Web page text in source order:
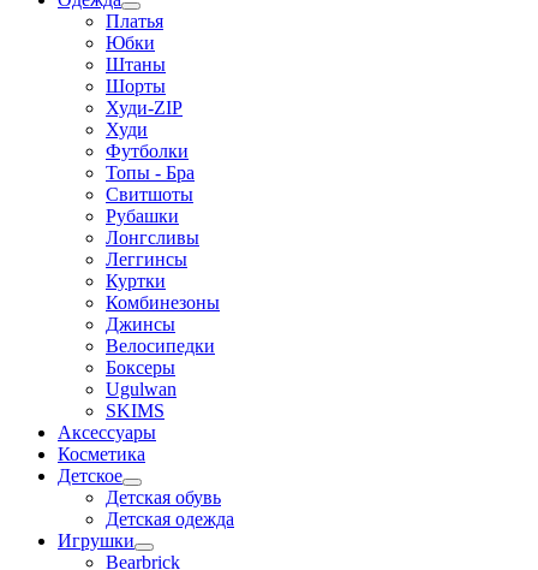
Платья
Юбки
Штаны
Шорты
Худи-ZIP
Худи
Футболки
Топы - Бра
Свитшоты
Рубашки
Лонгсливы
Леггинсы
Куртки
Комбинезоны
Джинсы
Велосипедки
Боксеры
Ugulwan
SKIMS
Аксессуары
Косметика
Детское
Детская обувь
Детская одежда
Игрушки
Bearbrick